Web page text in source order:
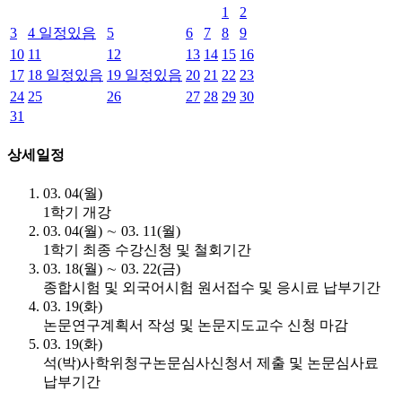
1
2
3
4 일정있음 5 6 7 8
9
10 11 12 13 14 15 16
17 18 일정있음 19 일정있음 20 21 22 23
24 25 26 27 28 29 30
31
상세일정
03. 04(월)
1학기 개강
03. 04(월) ∼ 03. 11(월)
1학기 최종 수강신청 및 철회기간
03. 18(월) ∼ 03. 22(금)
종합시험 및 외국어시험 원서접수 및 응시료 납부기간
03. 19(화)
논문연구계획서 작성 및 논문지도교수 신청 마감
03. 19(화)
석(박)사학위청구논문심사신청서 제출 및 논문심사료
납부기간